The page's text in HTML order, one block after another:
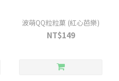
波萌QQ粒粒菓 (紅心芭樂)
NT$149